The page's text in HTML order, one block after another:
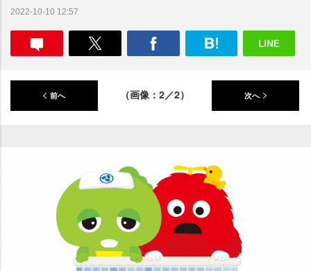
2022-10-10 12:57
前へ （画像：2／2） 次へ